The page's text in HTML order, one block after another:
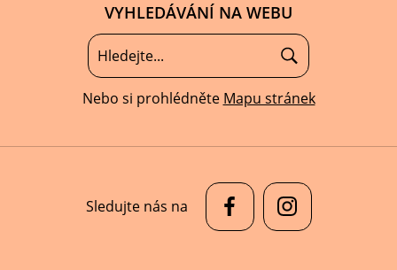
VYHLEDÁVÁNÍ NA WEBU
Nebo si prohlédněte Mapu stránek
Sledujte nás na